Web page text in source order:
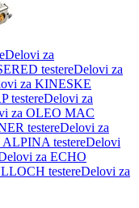
Delovi za
testereDelovi za
za KINESKE
testereDelovi za
za OLEO MAC
testereDelovi za
testereDelovi
za ECHO
testereDelovi za